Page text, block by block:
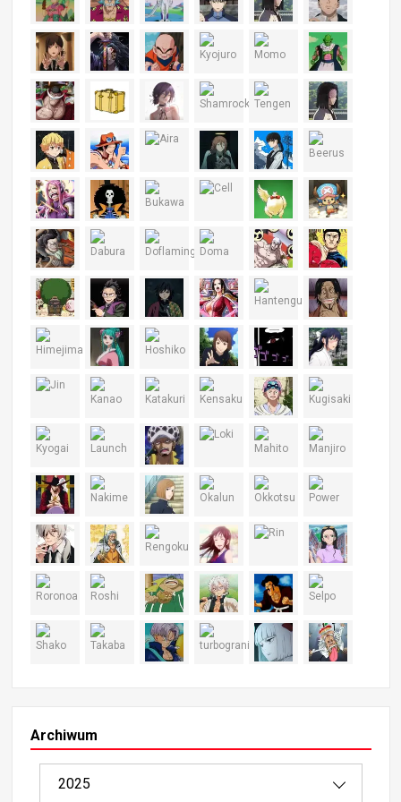
Archiwum
2025